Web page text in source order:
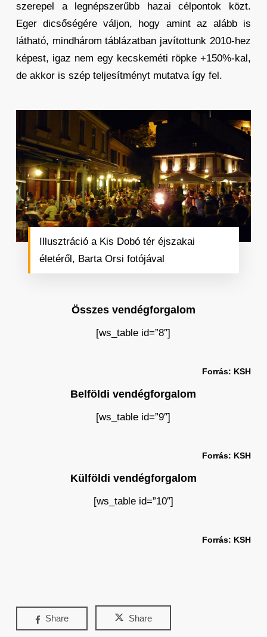
szerepel a legnépszerűbb hazai célpontok közt.
Eger dicsőségére váljon, hogy amint az alább is
látható, mindhárom táblázatban javítottunk 2010-hez
képest, igaz nem egy kecskeméti röpke +150%-kal,
de akkor is szép teljesítményt mutatva így fel.
Illusztráció a Kis Dobó tér éjszakai
életéről, Barta Orsi fotójával
Összes vendégforgalom
[ws_table id=”8″]
Forrás: KSH
Belföldi vendégforgalom
[ws_table id=”9″]
Forrás: KSH
Külföldi vendégforgalom
[ws_table id=”10″]
Forrás: KSH
Share Share